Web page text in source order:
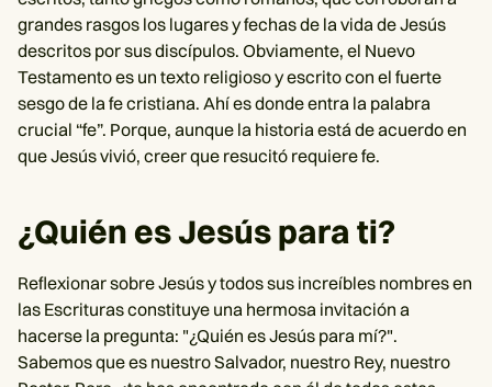
grandes rasgos los lugares y fechas de la vida de Jesús
descritos por sus discípulos. Obviamente, el Nuevo
Testamento es un texto religioso y escrito con el fuerte
sesgo de la fe cristiana. Ahí es donde entra la palabra
crucial “fe”. Porque, aunque la historia está de acuerdo en
que Jesús vivió, creer que resucitó requiere fe.
¿Quién es Jesús para ti?
Reflexionar sobre Jesús y todos sus increíbles nombres en
las Escrituras constituye una hermosa invitación a
hacerse la pregunta: "¿Quién es Jesús para mí?".
Sabemos que es nuestro Salvador, nuestro Rey, nuestro